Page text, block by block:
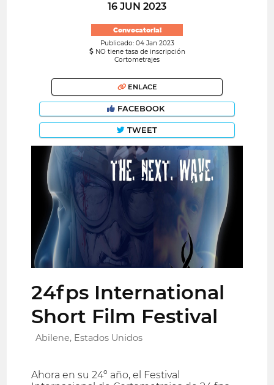
16 JUN 2023
Convocatoria!
Publicado: 04 Jan 2023
NO tiene tasa de inscripción
Cortometrajes
ENLACE
FACEBOOK
TWEET
24fps International
Short Film Festival
Abilene, Estados Unidos
Ahora en su 24º año, el Festival